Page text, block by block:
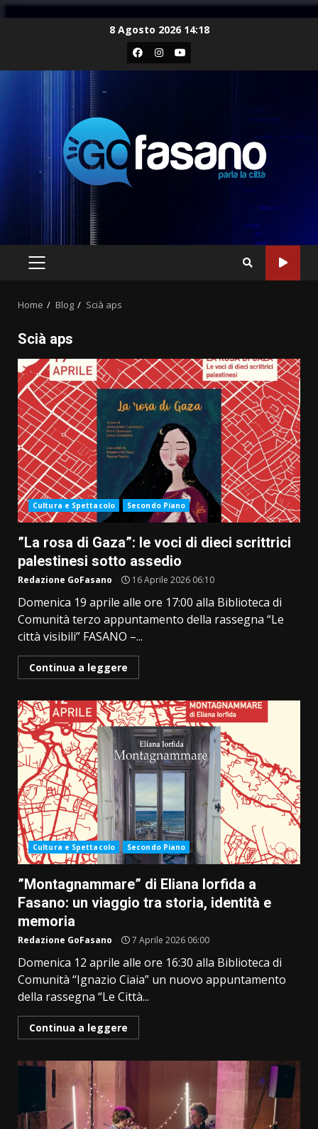
8 Agosto 2026 14:18
Facebook
Instagram
Youtube
PRIMARY
Home Blog Scià aps
Scià aps
Cultura e Spettacolo Secondo Piano
”La rosa di Gaza”: le voci di dieci scrittrici
palestinesi sotto assedio
Redazione GoFasano 16 Aprile 2026 06:10
Domenica 19 aprile alle ore 17:00 alla Biblioteca di
Comunità terzo appuntamento della rassegna “Le
città visibili” FASANO –...
Continua a leggere
Cultura e Spettacolo Secondo Piano
”Montagnammare” di Eliana Iorfida a
Fasano: un viaggio tra storia, identità e
memoria
Redazione GoFasano 7 Aprile 2026 06:00
Domenica 12 aprile alle ore 16:30 alla Biblioteca di
Comunità “Ignazio Ciaia” un nuovo appuntamento
della rassegna “Le Città...
Continua a leggere